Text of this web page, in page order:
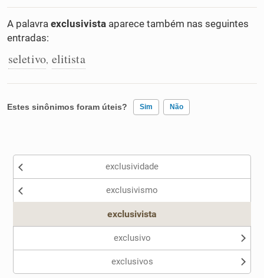
Cata-letras
Caça-palavras
A palavra exclusivista aparece também nas seguintes
entradas:
seletivo, elitista
Estes sinônimos foram úteis? Sim Não
Nenhum dos sinônimos apresentados me ajudou
exclusividade
exclusivismo
exclusivista
exclusivo
exclusivos